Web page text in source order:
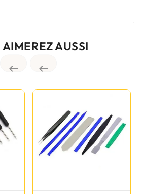
AUSSI
 